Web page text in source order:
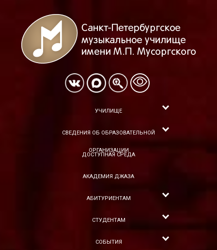
УЧИЛИЩЕ
СВЕДЕНИЯ ОБ ОБРАЗОВАТЕЛЬНОЙ
ОРГАНИЗАЦИИ
ДОСТУПНАЯ СРЕДА
АКАДЕМИЯ ДЖАЗА
АБИТУРИЕНТАМ
СТУДЕНТАМ
СОБЫТИЯ